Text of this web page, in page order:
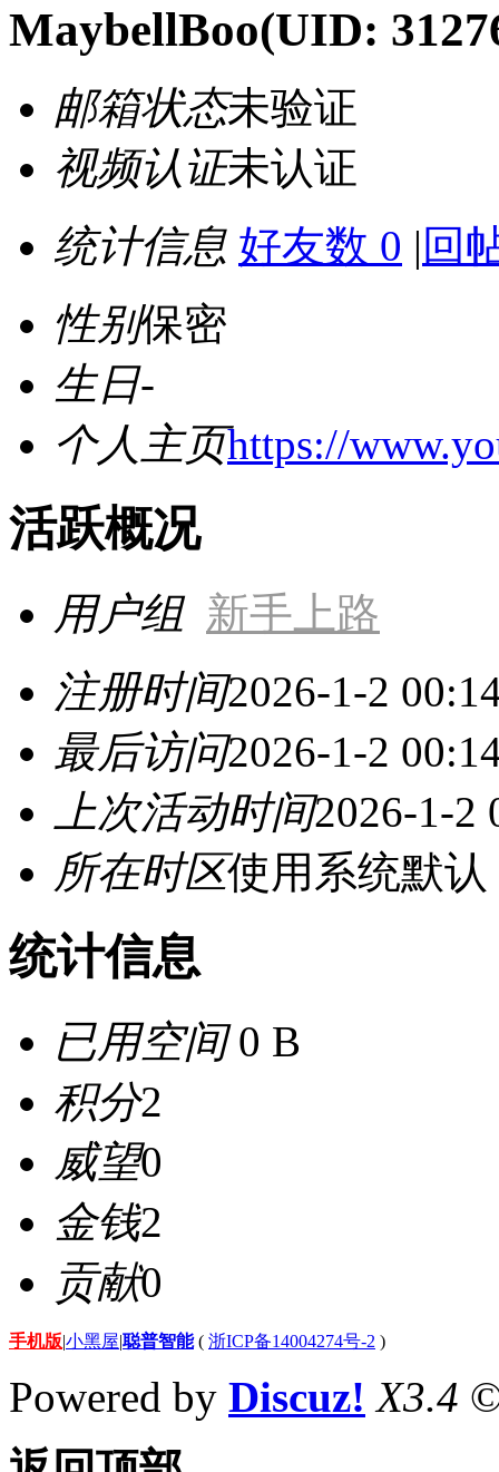
MaybellBoo(UID:
邮箱状态未验证
视频认证未认证
统计信息 好友数 0 | 回
性别保密
生日-
个人主页https://
活跃概况
用户组 新手上路
注册时间2026-1-2
最后访问2026-1-2
上次活动时间2026-1-2
所在时区使用系统默认
统计信息
已用空间0 B
积分2
威望0
金钱2
贡献0
手机版|小黑屋|聪普智能( 浙ICP备14004274号-2 )
Powered by Discuz! X3.4